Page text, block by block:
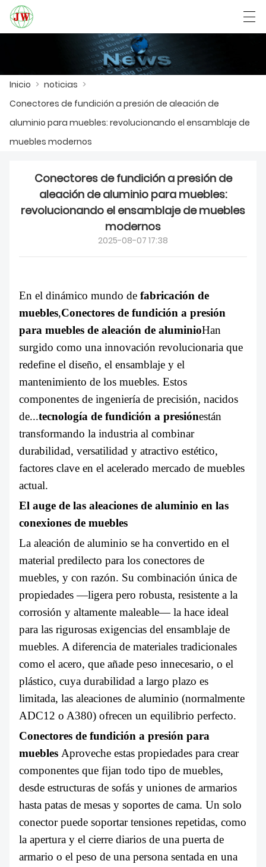
PRODUCTOS
Български Deutsch
Inicio > noticias >
Conectores de fundición a presión de aleación de
aluminio para muebles: revolucionando el ensamblaje de
muebles modernos
Conectores de fundición a presión de
aleación de aluminio para muebles:
revolucionando el ensamblaje de muebles
modernos
2025-08-07 17:38
En el dinámico mundo de fabricación de
muebles,Conectores de fundición a presión
para muebles de aleación de aluminioHan
surgido como una innovación revolucionaria que
redefine el diseño, el ensamblaje y el
mantenimiento de los muebles. Estos
componentes de ingeniería de precisión, nacidos
de...tecnología de fundición a presiónestán
transformando la industria al combinar
durabilidad, versatilidad y atractivo estético,
factores clave en el acelerado mercado de muebles
actual.
El auge de las aleaciones de aluminio en las
conexiones de muebles
La aleación de aluminio se ha convertido en el
material predilecto para los conectores de
muebles, y con razón. Su combinación única de
propiedades —ligera pero robusta, resistente a la
corrosión y altamente maleable— la hace ideal
para las rigurosas exigencias del ensamblaje de
muebles. A diferencia de materiales tradicionales
como el acero, que añade peso innecesario, o el
plástico, cuya durabilidad a largo plazo es
limitada, las aleaciones de aluminio (normalmente
ADC12 o A380) ofrecen un equilibrio perfecto.
Conectores de fundición a presión para
muebles Aproveche estas propiedades para crear
componentes que fijan todo tipo de muebles,
desde estructuras de sofás y uniones de armarios
hasta patas de mesas y soportes de cama. Un solo
conector puede soportar tensiones repetidas, como
la apertura y el cierre diarios de una puerta de
armario o el peso de una persona sentada en una